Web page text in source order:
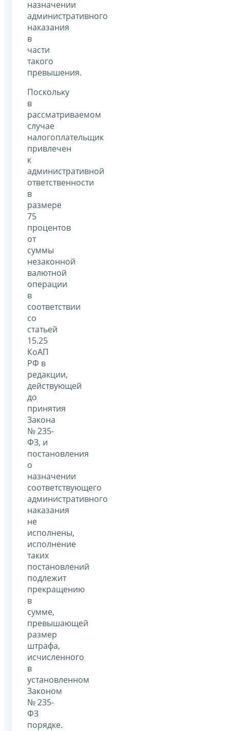
назначении
административного
наказания
в
части
такого
превышения.
Поскольку
в
рассматриваемом
случае
налогоплательщик
привлечен
к
административной
ответственности
в
размере
75
процентов
от
суммы
незаконной
валютной
операции
в
соответствии
со
статьей
15.25
КоАП
РФ в
редакции,
действующей
до
принятия
Закона
№ 235-
ФЗ, и
постановления
о
назначении
соответствующего
административного
наказания
не
исполнены,
исполнение
таких
постановлений
подлежит
прекращению
в
сумме,
превышающей
размер
штрафа,
исчисленного
в
установленном
Законом
№ 235-
ФЗ
порядке.